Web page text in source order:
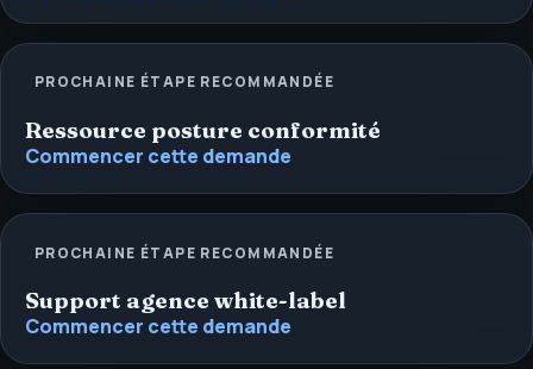
PROCHAINE ÉTAPE RECOMMANDÉE
Ressource posture conformité
Commencer cette demande
PROCHAINE ÉTAPE RECOMMANDÉE
Support agence white-label
Commencer cette demande